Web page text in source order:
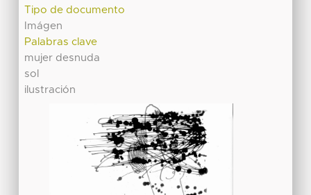
Tipo de documento
Imágen
Palabras clave
mujer desnuda
sol
ilustración